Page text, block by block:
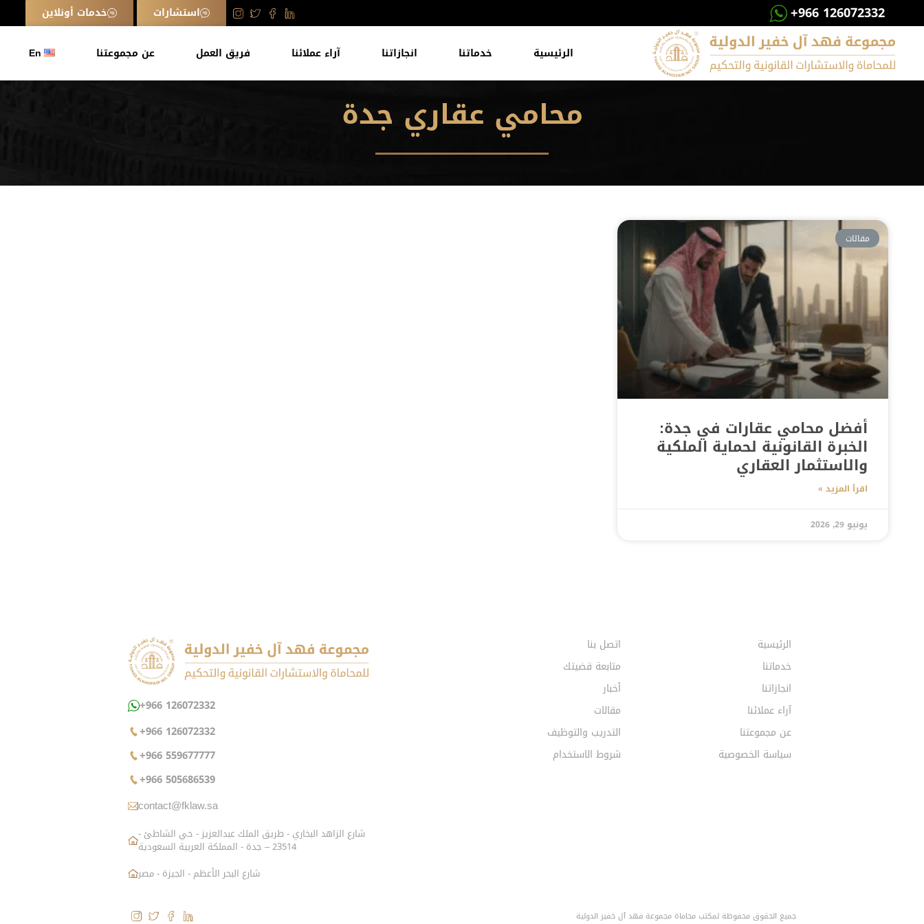
+966 126072332 استشارات خدمات أونلاين
الرئيسية خدماتنا انجازاتنا آراء عملائنا فريق العمل عن مجموعتنا En
محامي عقاري جدة
مقالات
أفضل محامي عقارات في جدة:
الخبرة القانونية لحماية الملكية
والاستثمار العقاري
اقرأ المزيد »
يونيو 29, 2026
الرئيسية
خدماتنا
انجازاتنا
آراء عملائنا
عن مجموعتنا
سياسة الخصوصية
اتصل بنا
متابعة قضيتك
أخبار
مقالات
التدريب والتوظيف
شروط الاستخدام
+966 126072332
+966 126072332
+966 559677777
+966 505686539
contact@fklaw.sa
شارع الزاهد البخاري - طريق الملك عبدالعزيز - حي الشاطئ -
23514 – جدة - المملكة العربية السعودية
شارع البحر الأعظم - الجيزة - مصر
جميع الحقوق محفوظة لمكتب محاماة مجموعة فهد آل خفير الدولية